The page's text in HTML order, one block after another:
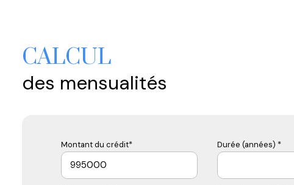
CALCUL
des mensualités
Montant du crédit* Durée (années) *